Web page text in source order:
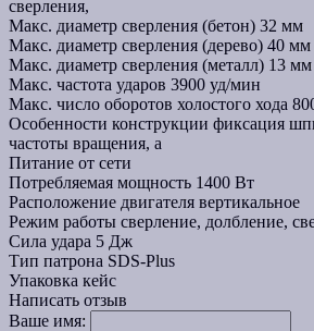
сверления,
Макс. диаметр сверления (бетон) 32 мм
Макс. диаметр сверления (дерево) 40 мм
Макс. диаметр сверления (металл) 13 мм
Макс. частота ударов 3900 уд/мин
Макс. число оборотов холостого хода
Особенности конструкции фиксация
частоты вращения, а
Питание от сети
Потребляемая мощность 1400 Вт
Расположение двигателя вертикальное
Режим работы сверление, долбление,
Сила удара 5 Дж
Тип патрона SDS-Plus
Упаковка кейс
Написать отзыв
Ваше имя: